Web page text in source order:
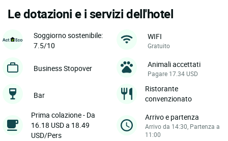
Le dotazioni e i servizi dell'hotel
Soggiorno sostenibile:
7.5/10
WIFI
Gratuito
Business Stopover Animali accettati
Pagare 17.34 USD
Bar
Ristorante
convenzionato
Prima colazione - Da
16.18 USD a 18.49
USD/Pers
Arrivo e partenza
Arrivo da 14:30, Partenza a
11:00